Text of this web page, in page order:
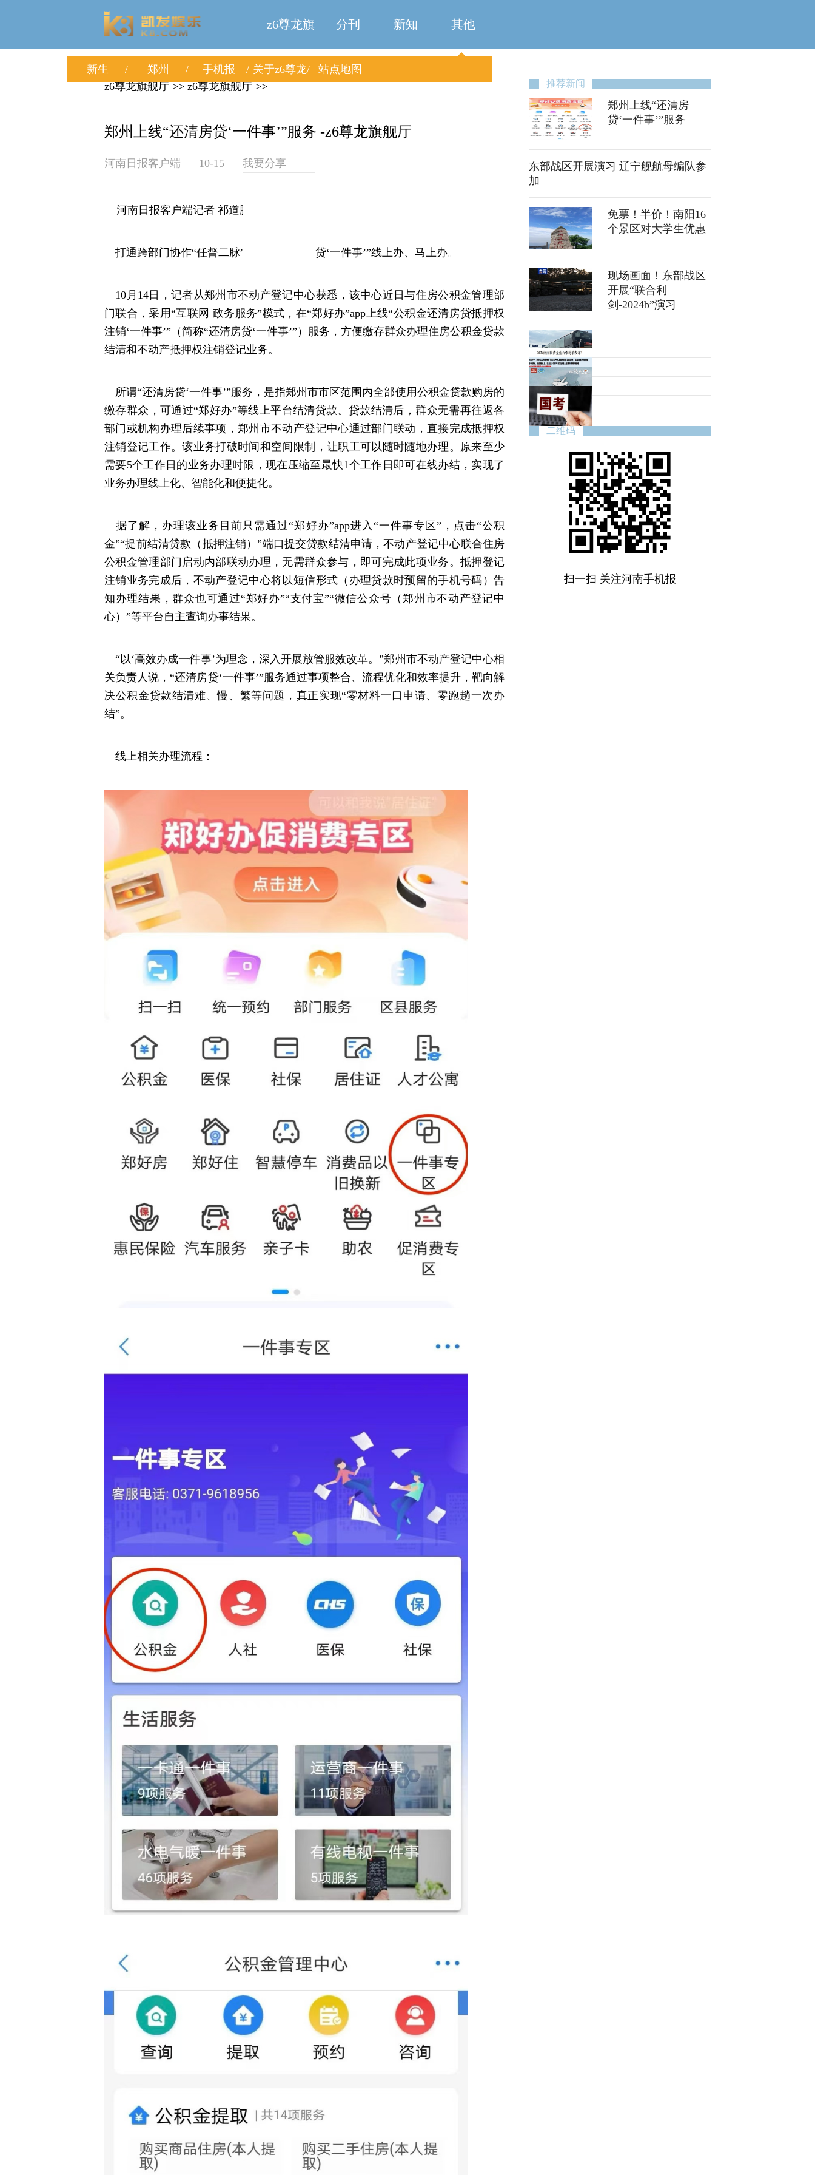
z6尊龙旗
舰厅
分刊 新知 其他
新生 郑州 手机报 关于z6尊龙
站点地图
z6尊龙旗舰厅 >> z6尊龙旗舰厅 >>
郑州上线“还清房贷‘一件事’”服务 -z6尊龙旗舰厅
河南日报客户端 10-15 我要分享
河南日报客户端记者 祁道鹏
打通跨部门协作“任督二脉”，实现“还清房贷‘一件事’”线上办、马上办。
10月14日，记者从郑州市不动产登记中心获悉，该中心近日与住房公积金管理部
门联合，采用“互联网 政务服务”模式，在“郑好办”app上线“公积金还清房贷抵押权
注销‘一件事’”（简称“还清房贷‘一件事’”）服务，方便缴存群众办理住房公积金贷款
结清和不动产抵押权注销登记业务。
所谓“还清房贷‘一件事’”服务，是指郑州市市区范围内全部使用公积金贷款购房的
缴存群众，可通过“郑好办”等线上平台结清贷款。贷款结清后，群众无需再往返各
部门或机构办理后续事项，郑州市不动产登记中心通过部门联动，直接完成抵押权
注销登记工作。该业务打破时间和空间限制，让职工可以随时随地办理。原来至少
需要5个工作日的业务办理时限，现在压缩至最快1个工作日即可在线办结，实现了
业务办理线上化、智能化和便捷化。
据了解，办理该业务目前只需通过“郑好办”app进入“一件事专区”，点击“公积
金”“提前结清贷款（抵押注销）”端口提交贷款结清申请，不动产登记中心联合住房
公积金管理部门启动内部联动办理，无需群众参与，即可完成此项业务。抵押登记
注销业务完成后，不动产登记中心将以短信形式（办理贷款时预留的手机号码）告
知办理结果，群众也可通过“郑好办”“支付宝”“微信公众号（郑州市不动产登记中
心）”等平台自主查询办事结果。
“以‘高效办成一件事’为理念，深入开展放管服效改革。”郑州市不动产登记中心相
关负责人说，“还清房贷‘一件事’”服务通过事项整合、流程优化和效率提升，靶向解
决公积金贷款结清难、慢、繁等问题，真正实现“零材料一口申请、零跑趟一次办
结”。
线上相关办理流程：
推荐新闻
郑州上线“还清房
贷‘一件事’”服务
东部战区开展演习 辽宁舰航母编队参
加
免票！半价！南阳16
个景区对大学生优惠
现场画面！东部战区
开展“联合利
剑-2024b”演习
二维码
扫一扫 关注河南手机报